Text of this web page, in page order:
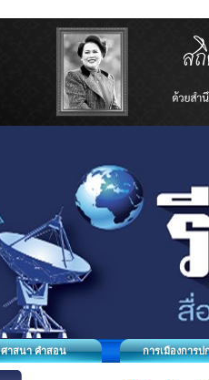
ศาสนา คำสอน การเมืองการป